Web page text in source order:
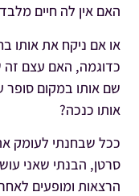
האם אין לה חיים מלבד
או אם ניקח את אותו
כדוגמה, האם עצם זה
שם אותו במקום סופר
אותו כנכה?
ככל שבחנתי לעומק
סרטן, הבנתי שאני
הרצאות ומופעים